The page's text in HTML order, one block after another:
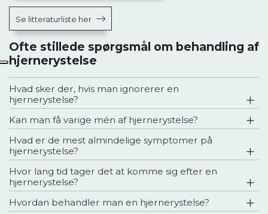
Se litteraturliste her
Ofte stillede spørgsmål om behandling af
hjernerystelse
Hvad sker der, hvis man ignorerer en
hjernerystelse?
Kan man få varige mén af hjernerystelse?
Hvad er de mest almindelige symptomer på
hjernerystelse?
Hvor lang tid tager det at komme sig efter en
hjernerystelse?
Hvordan behandler man en hjernerystelse?